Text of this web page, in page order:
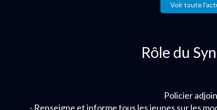
Voir toute
Rôle du
Policier
- Renseigne et informe tous les jeunes sur les